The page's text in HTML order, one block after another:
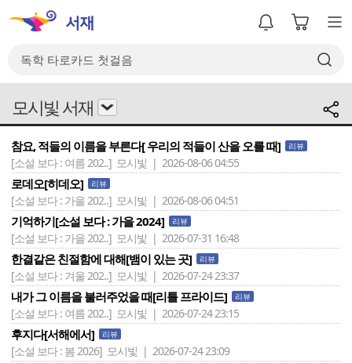
모시빛 서재
참요, 적들의 이름을 부른다[ 우리의 적들이 산을 오를 때] 리뷰
[소설 보다 : 여름 202..] 모시빛 | 2026-08-06 04:55
로데오[히데오] 리뷰
[소설 보다 : 가을 202..] 모시빛 | 2026-08-06 04:51
기억하기[소설 보다 : 가을 2024] 리뷰
[소설 보다 : 가을 202..] 모시빛 | 2026-07-31 16:48
한결같은 친절함에 대해[뱀이 있는 곳] 리뷰
[소설 보다 : 겨울 202..] 모시빛 | 2026-07-24 23:37
내가 그 이름을 불러주었을 때[리틀 프라이드] 리뷰
[소설 보다 : 여름 202..] 모시빛 | 2026-07-24 23:15
후지다[서해에서] 리뷰
[소설 보다 : 봄 2026] 모시빛 | 2026-07-24 23:09